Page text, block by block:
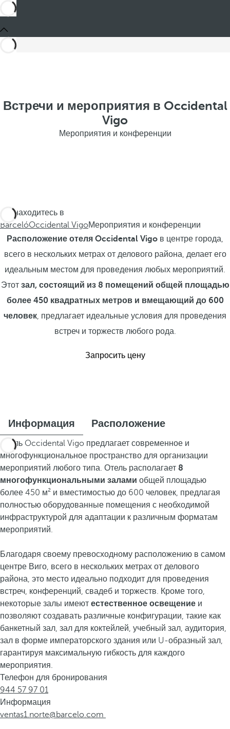
Встречи и мероприятия в Occidental
Vigo
Мероприятия и конференции
Вы находитесь в
BarcelóOccidental VigoМероприятия и конференции
Расположение отеля Occidental Vigo в центре города,
всего в нескольких метрах от делового района, делает его
идеальным местом для проведения любых мероприятий.
Этот зал, состоящий из 8 помещений общей площадью
более 450 квадратных метров и вмещающий до 600
человек, предлагает идеальные условия для проведения
встреч и торжеств любого рода.
Запросить цену
Информация Расположение
Отель Occidental Vigo предлагает современное и
многофункциональное пространство для организации
мероприятий любого типа. Отель располагает 8
многофункциональными залами общей площадью
более 450 м² и вместимостью до 600 человек, предлагая
полностью оборудованные помещения с необходимой
инфраструктурой для адаптации к различным форматам
мероприятий.
Благодаря своему превосходному расположению в самом
центре Виго, всего в нескольких метрах от делового
района, это место идеально подходит для проведения
встреч, конференций, свадеб и торжеств. Кроме того,
некоторые залы имеют естественное освещение и
позволяют создавать различные конфигурации, такие как
банкетный зал, зал для коктейлей, учебный зал, аудитория,
зал в форме императорского здания или U-образный зал,
гарантируя максимальную гибкость для каждого
мероприятия.
Телефон для бронирования
944 57 97 01
Информация
ventas1.norte@barcelo.com